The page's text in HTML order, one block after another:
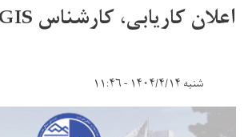
اعلان کاریابی، کارشناس GIS
شنبه ۱۴۰۴/۴/۱۴ - ۱۱:۴۶